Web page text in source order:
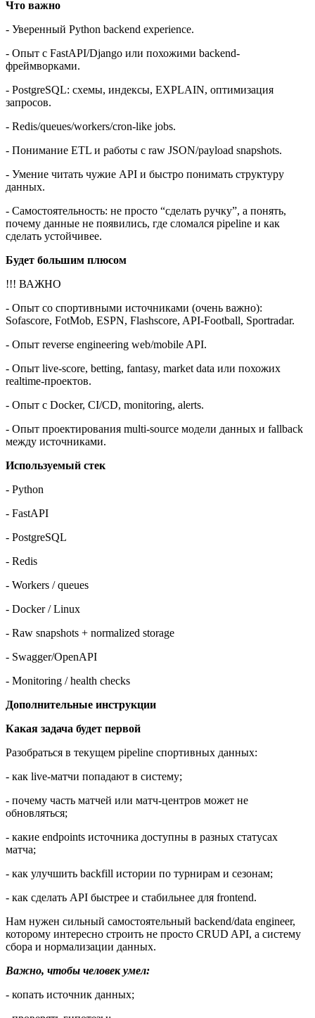
Что важно
- Уверенный Python backend experience.
- Опыт с FastAPI/Django или похожими backend-
фреймворками.
- PostgreSQL: схемы, индексы, EXPLAIN, оптимизация
запросов.
- Redis/queues/workers/cron-like jobs.
- Понимание ETL и работы с raw JSON/payload snapshots.
- Умение читать чужие API и быстро понимать структуру
данных.
- Самостоятельность: не просто “сделать ручку”, а понять,
почему данные не появились, где сломался pipeline и как
сделать устойчивее.
Будет большим плюсом
!!! ВАЖНО
- Опыт со спортивными источниками (очень важно):
Sofascore, FotMob, ESPN, Flashscore, API-Football, Sportradar.
- Опыт reverse engineering web/mobile API.
- Опыт live-score, betting, fantasy, market data или похожих
realtime-проектов.
- Опыт с Docker, CI/CD, monitoring, alerts.
- Опыт проектирования multi-source модели данных и fallback
между источниками.
Используемый стек
- Python
- FastAPI
- PostgreSQL
- Redis
- Workers / queues
- Docker / Linux
- Raw snapshots + normalized storage
- Swagger/OpenAPI
- Monitoring / health checks
Дополнительные инструкции
Какая задача будет первой
Разобраться в текущем pipeline спортивных данных:
- как live-матчи попадают в систему;
- почему часть матчей или матч-центров может не
обновляться;
- какие endpoints источника доступны в разных статусах
матча;
- как улучшить backfill истории по турнирам и сезонам;
- как сделать API быстрее и стабильнее для frontend.
Нам нужен сильный самостоятельный backend/data engineer,
которому интересно строить не просто CRUD API, а систему
сбора и нормализации данных.
Важно, чтобы человек умел:
- копать источник данных;